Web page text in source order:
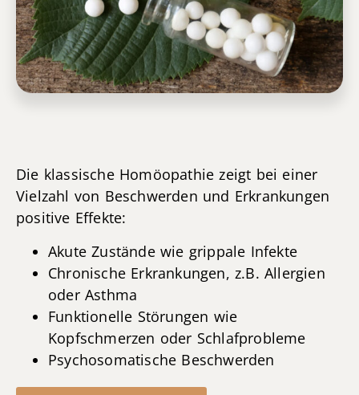
Die klassische Homöopathie zeigt bei einer
Vielzahl von Beschwerden und Erkrankungen
positive Effekte:
Akute Zustände wie grippale Infekte
Chronische Erkrankungen, z.B. Allergien
oder Asthma
Funktionelle Störungen wie
Kopfschmerzen oder Schlafprobleme
Psychosomatische Beschwerden